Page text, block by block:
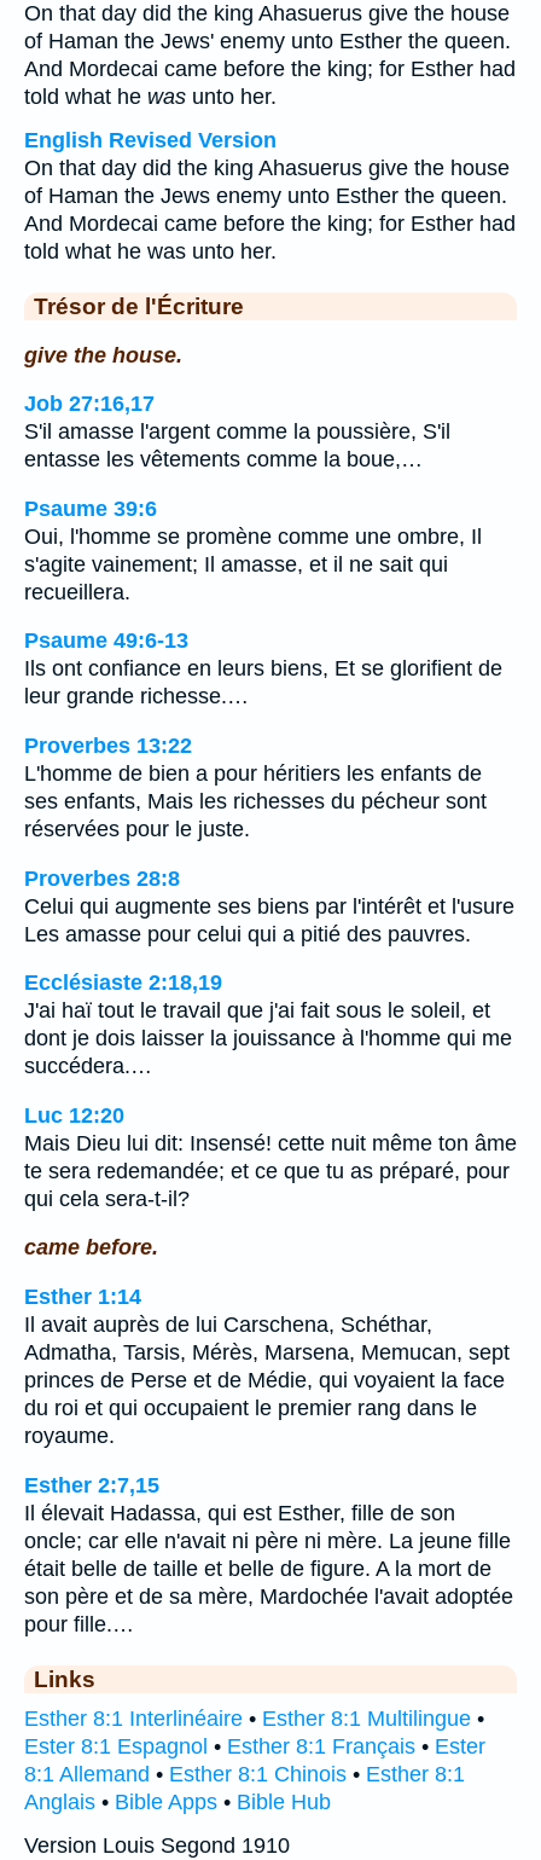
On that day did the king Ahasuerus give the house
of Haman the Jews' enemy unto Esther the queen.
And Mordecai came before the king; for Esther had
told what he was unto her.
English Revised Version
On that day did the king Ahasuerus give the house
of Haman the Jews enemy unto Esther the queen.
And Mordecai came before the king; for Esther had
told what he was unto her.
Trésor de l'Écriture
give the house.
Job 27:16,17
S'il amasse l'argent comme la poussière, S'il
entasse les vêtements comme la boue,…
Psaume 39:6
Oui, l'homme se promène comme une ombre, Il
s'agite vainement; Il amasse, et il ne sait qui
recueillera.
Psaume 49:6-13
Ils ont confiance en leurs biens, Et se glorifient de
leur grande richesse.…
Proverbes 13:22
L'homme de bien a pour héritiers les enfants de
ses enfants, Mais les richesses du pécheur sont
réservées pour le juste.
Proverbes 28:8
Celui qui augmente ses biens par l'intérêt et l'usure
Les amasse pour celui qui a pitié des pauvres.
Ecclésiaste 2:18,19
J'ai haï tout le travail que j'ai fait sous le soleil, et
dont je dois laisser la jouissance à l'homme qui me
succédera.…
Luc 12:20
Mais Dieu lui dit: Insensé! cette nuit même ton âme
te sera redemandée; et ce que tu as préparé, pour
qui cela sera-t-il?
came before.
Esther 1:14
Il avait auprès de lui Carschena, Schéthar,
Admatha, Tarsis, Mérès, Marsena, Memucan, sept
princes de Perse et de Médie, qui voyaient la face
du roi et qui occupaient le premier rang dans le
royaume.
Esther 2:7,15
Il élevait Hadassa, qui est Esther, fille de son
oncle; car elle n'avait ni père ni mère. La jeune fille
était belle de taille et belle de figure. A la mort de
son père et de sa mère, Mardochée l'avait adoptée
pour fille.…
Links
Esther 8:1 Interlinéaire • Esther 8:1 Multilingue •
Ester 8:1 Espagnol • Esther 8:1 Français • Ester
8:1 Allemand • Esther 8:1 Chinois • Esther 8:1
Anglais • Bible Apps • Bible Hub
Version Louis Segond 1910